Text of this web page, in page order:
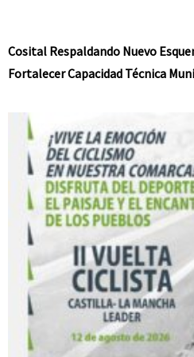
Cosital Respaldando Nuevo
Fortalecer Capacidad Técnica